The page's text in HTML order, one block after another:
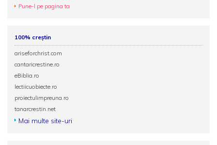
Pune-l pe pagina ta
100% creștin
ariseforchrist.com
cantaricrestine.ro
eBiblia.ro
lectiicuobiecte.ro
proiectulimpreuna.ro
tanarcrestin.net
Mai multe site-uri